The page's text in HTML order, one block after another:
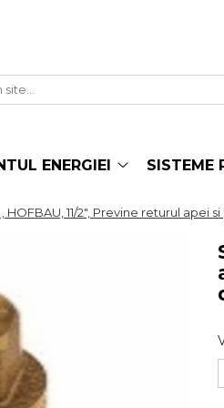
ENERGIEI SISTEME
HOFBAU, 11/2", Previne returul